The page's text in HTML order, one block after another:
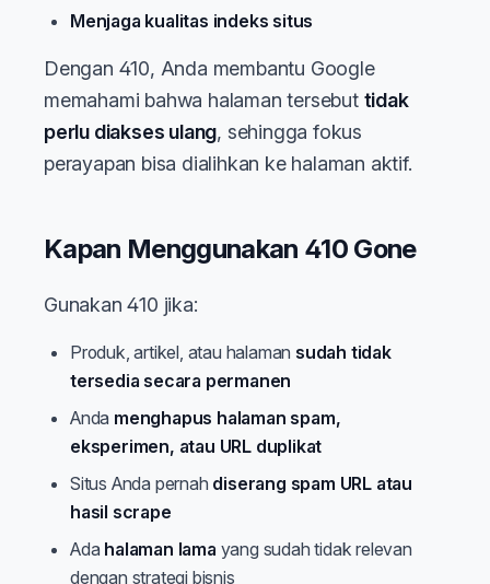
Menjaga kualitas indeks situs
Dengan 410, Anda membantu Google
memahami bahwa halaman tersebut tidak
perlu diakses ulang, sehingga fokus
perayapan bisa dialihkan ke halaman aktif.
Kapan Menggunakan 410 Gone
Gunakan 410 jika:
Produk, artikel, atau halaman sudah tidak
tersedia secara permanen
Anda menghapus halaman spam,
eksperimen, atau URL duplikat
Situs Anda pernah diserang spam URL atau
hasil scrape
Ada halaman lama yang sudah tidak relevan
dengan strategi bisnis